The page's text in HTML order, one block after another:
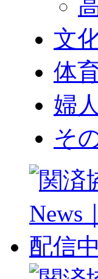
文
体
婦
そ